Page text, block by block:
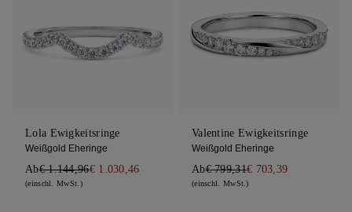
Lola Ewigkeitsringe
Weißgold Eheringe
Ab€ 1.144,96€ 1.030,46
(einschl. MwSt.)
Valentine Ewigkeitsringe
Weißgold Eheringe
Ab€ 799,31€ 703,39
(einschl. MwSt.)